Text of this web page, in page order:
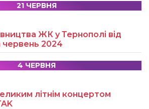
21 ЧЕРВНЯ
ЖК у Тернополі від
червень 2024
4 ЧЕРВНЯ
літнім концертом